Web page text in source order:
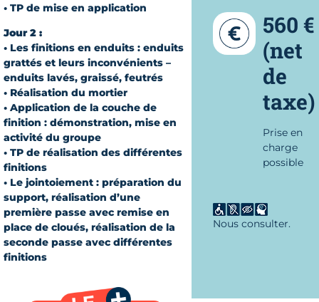
• TP de mise en application
Jour 2 :
• Les finitions en enduits : enduits
grattés et leurs inconvénients –
enduits lavés, graissé, feutrés
• Réalisation du mortier
• Application de la couche de
finition : démonstration, mise en
activité du groupe
• TP de réalisation des différentes
finitions
• Le jointoiement : préparation du
support, réalisation d’une
première passe avec remise en
place de cloués, réalisation de la
seconde passe avec différentes
finitions
560 €
(net
de
taxe)
Prise en
charge
possible
Nous consulter.